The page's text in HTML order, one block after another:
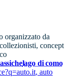
organizzato da
concept
lago di como
, auto